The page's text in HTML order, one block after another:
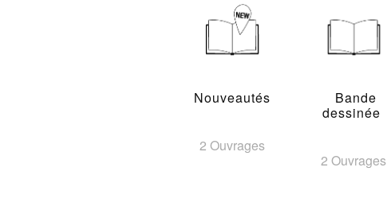
Nouveautés
2 Ouvrages
Bande
dessinée
2 Ouvrages